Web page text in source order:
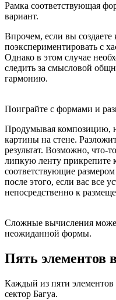
Рамка соответствующая
вариант.
Впрочем, если вы
поэкспериментировать с
Однако в этом случае
следить за смысловой
гармонию.
Поиграйте с формами и
Продумывая композицию,
картины на стене.
результат. Возможно, что-
липкую ленту прикрепите
соответствующие
после этого, если вас все
непосредственно к
Сложные вычисления
неожиданной формы.
Пять элементов
Каждый из пяти элементов
сектор Багуа.